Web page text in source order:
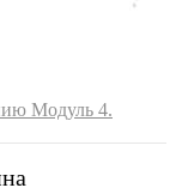
Модуль 4.